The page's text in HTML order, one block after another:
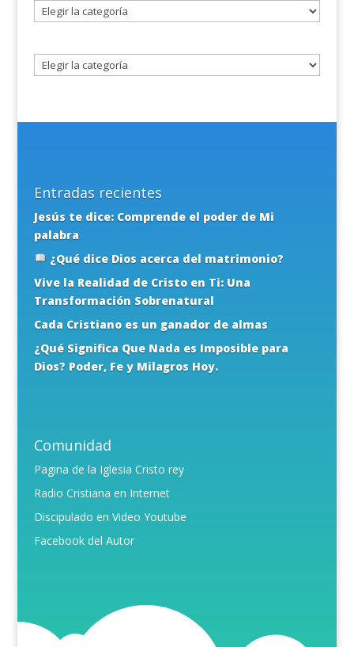
Seleccione
un
Entradas recientes
Jesús te dice: Comprende el poder de Mi
palabra
¿Qué dice Dios acerca del matrimonio?
Vive la Realidad de Cristo en Ti: Una
Transformación Sobrenatural
Cada Cristiano es un ganador de almas
¿Qué Significa Que Nada es Imposible para
Dios? Poder, Fe y Milagros Hoy.
Comunidad
Pagina de la Iglesia Cristo rey
Radio Cristiana en Internet
Discipulado en Video Youtube
Facebook del Autor